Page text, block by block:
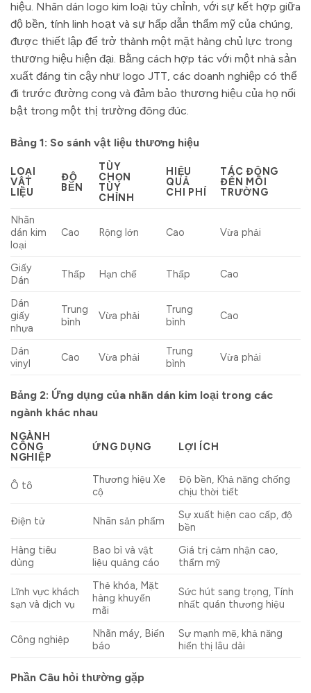
hiệu. Nhãn dán logo kim loại tùy chỉnh, với sự kết hợp giữa
độ bền, tính linh hoạt và sự hấp dẫn thẩm mỹ của chúng,
được thiết lập để trở thành một mặt hàng chủ lực trong
thương hiệu hiện đại. Bằng cách hợp tác với một nhà sản
xuất đáng tin cậy như logo JTT, các doanh nghiệp có thể
đi trước đường cong và đảm bảo thương hiệu của họ nổi
bật trong một thị trường đông đúc.
Bảng 1: So sánh vật liệu thương hiệu
LOẠI
VẬT
LIỆU
ĐỘ
BỀN
TÙY
CHỌN
TÙY
CHỈNH
HIỆU
QUẢ
CHI PHÍ
TÁC ĐỘNG
ĐẾN MÔI
TRƯỜNG
Nhãn
dán kim
loại
Cao Rộng lớn Cao Vừa phải
Giấy
Dán
Thấp Hạn chế Thấp Cao
Dán
giấy
nhựa
Trung
bình
Vừa phải
Trung
bình
Cao
Dán
vinyl
Cao Vừa phải
Trung
bình
Vừa phải
Bảng 2: Ứng dụng của nhãn dán kim loại trong các
ngành khác nhau
NGÀNH
CÔNG
NGHIỆP
ỨNG DỤNG LỢI ÍCH
Ô tô
Thương hiệu Xe
cộ
Độ bền, Khả năng chống
chịu thời tiết
Điện tử Nhãn sản phẩm
Sự xuất hiện cao cấp, độ
bền
Hàng tiêu
dùng
Bao bì và vật
liệu quảng cáo
Giá trị cảm nhận cao,
thẩm mỹ
Lĩnh vực khách
sạn và dịch vụ
Thẻ khóa, Mặt
hàng khuyến
mãi
Sức hút sang trọng, Tính
nhất quán thương hiệu
Công nghiệp
Nhãn máy, Biển
báo
Sự mạnh mẽ, khả năng
hiển thị lâu dài
Phần Câu hỏi thường gặp